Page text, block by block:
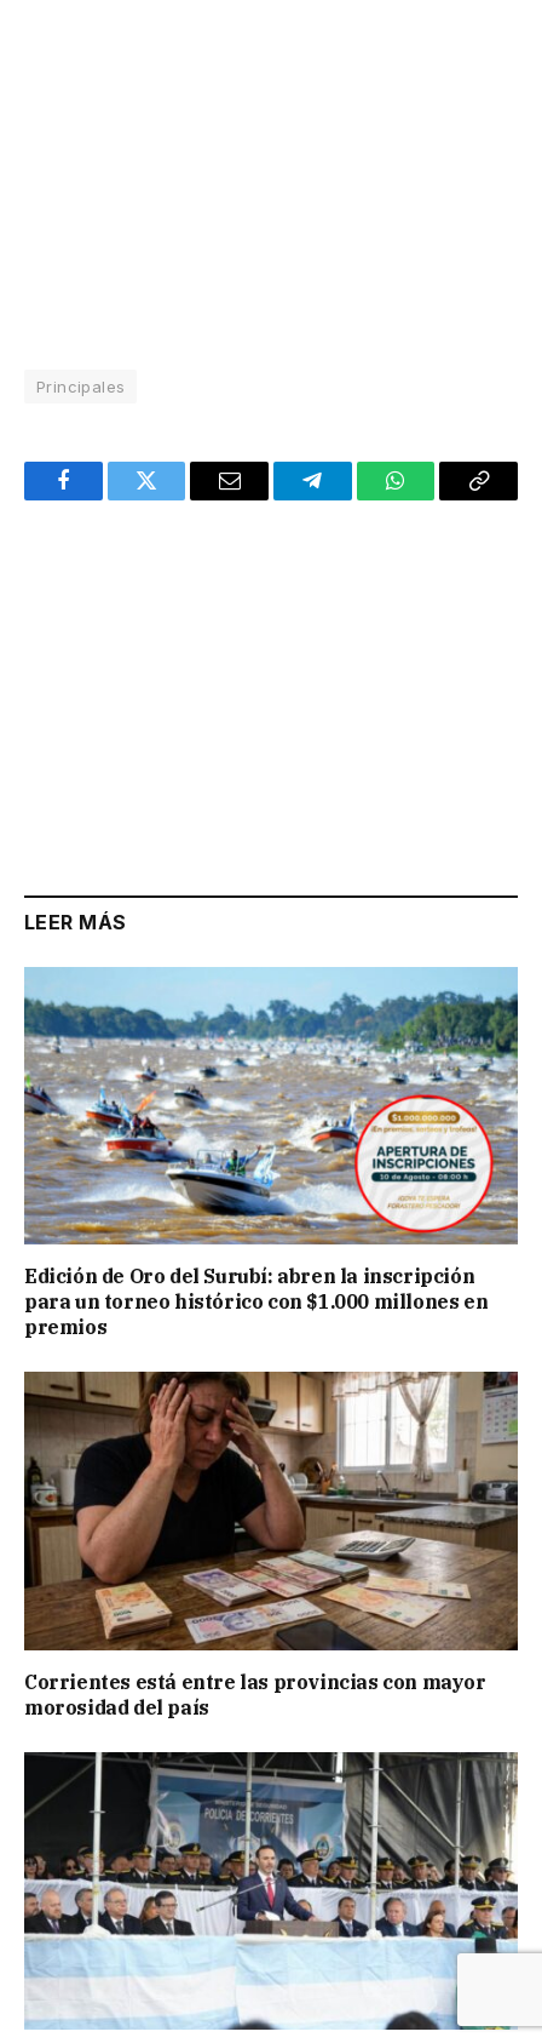
Principales
FacebookTwitter Email TelegramWhatsAppCopy
LEER MÁS
Edición de Oro del Surubí: abren la inscripción
para un torneo histórico con $1.000 millones en
premios
Corrientes está entre las provincias con mayor
morosidad del país